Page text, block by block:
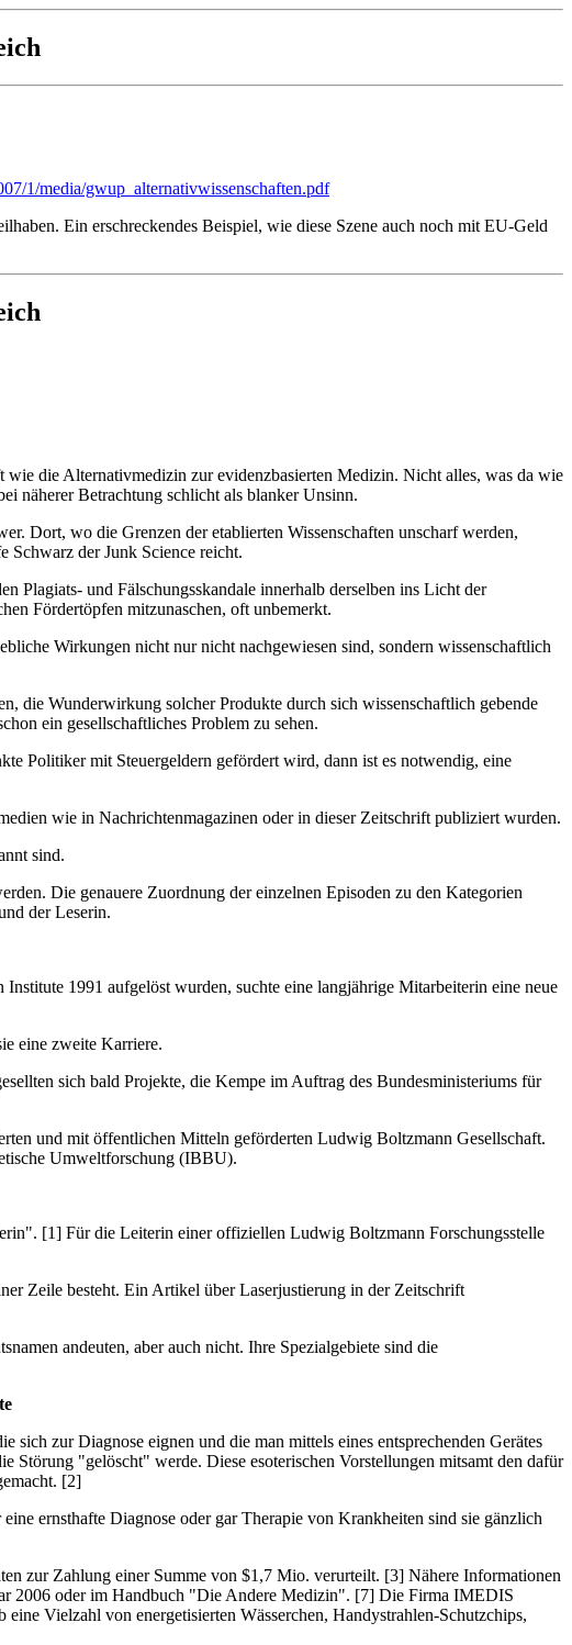
1/media/gwup_alternativwissenschaften.pdf
Ein erschreckendes Beispiel, wie diese Szene auch noch mit EU-Geld
die Alternativmedizin zur evidenzbasierten Medizin. Nicht alles, was da wie
näherer Betrachtung schlicht als blanker Unsinn.
Dort, wo die Grenzen der etablierten Wissenschaften unscharf werden,
Schwarz der Junk Science reicht.
Plagiats- und Fälschungsskandale innerhalb derselben ins Licht der
Fördertöpfen mitzunaschen, oft unbemerkt.
Wirkungen nicht nur nicht nachgewiesen sind, sondern wissenschaftlich
die Wunderwirkung solcher Produkte durch sich wissenschaftlich gebende
ein gesellschaftliches Problem zu sehen.
Politiker mit Steuergeldern gefördert wird, dann ist es notwendig, eine
wie in Nachrichtenmagazinen oder in dieser Zeitschrift publiziert wurden.
sind.
Die genauere Zuordnung der einzelnen Episoden zu den Kategorien
der Leserin.
1991 aufgelöst wurden, suchte eine langjährige Mitarbeiterin eine neue
eine zweite Karriere.
sich bald Projekte, die Kempe im Auftrag des Bundesministeriums für
und mit öffentlichen Mitteln geförderten Ludwig Boltzmann Gesellschaft.
Umweltforschung (IBBU).
[1] Für die Leiterin einer offiziellen Ludwig Boltzmann Forschungsstelle
Zeile besteht. Ein Artikel über Laserjustierung in der Zeitschrift
andeuten, aber auch nicht. Ihre Spezialgebiete sind die
zur Diagnose eignen und die man mittels eines entsprechenden Gerätes
Störung "gelöscht" werde. Diese esoterischen Vorstellungen mitsamt den dafür
[2]
ernsthafte Diagnose oder gar Therapie von Krankheiten sind sie gänzlich
zur Zahlung einer Summe von $1,7 Mio. verurteilt. [3] Nähere Informationen
2006 oder im Handbuch "Die Andere Medizin". [7] Die Firma IMEDIS
Vielzahl von energetisierten Wässerchen, Handystrahlen-Schutzchips,